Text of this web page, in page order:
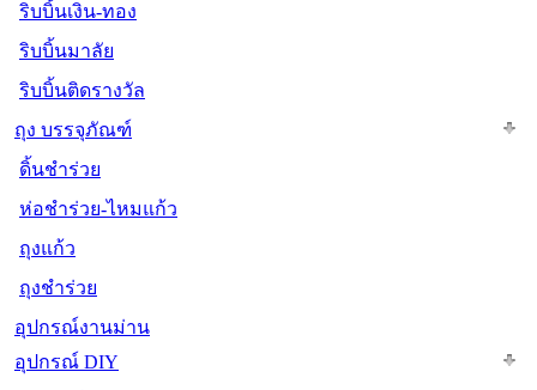
ริบบิ้นเงิน-ทอง
ริบบิ้นมาลัย
ริบบิ้นติดรางวัล
ถุง บรรจุภัณฑ์
ดิ้นชำร่วย
ห่อชำร่วย-ไหมแก้ว
ถุงแก้ว
ถุงชำร่วย
อุปกรณ์งานม่าน
อุปกรณ์ DIY